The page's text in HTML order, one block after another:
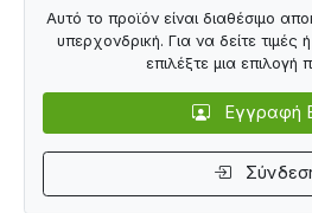
Αυτό το προϊόν είναι διαθέσιμο
υπερχονδρική. Για να δείτε
επιλέξτε μια
Εγγραφή